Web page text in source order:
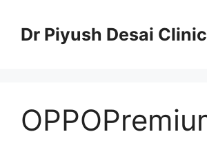
contentDr Piyush Desai Clinic